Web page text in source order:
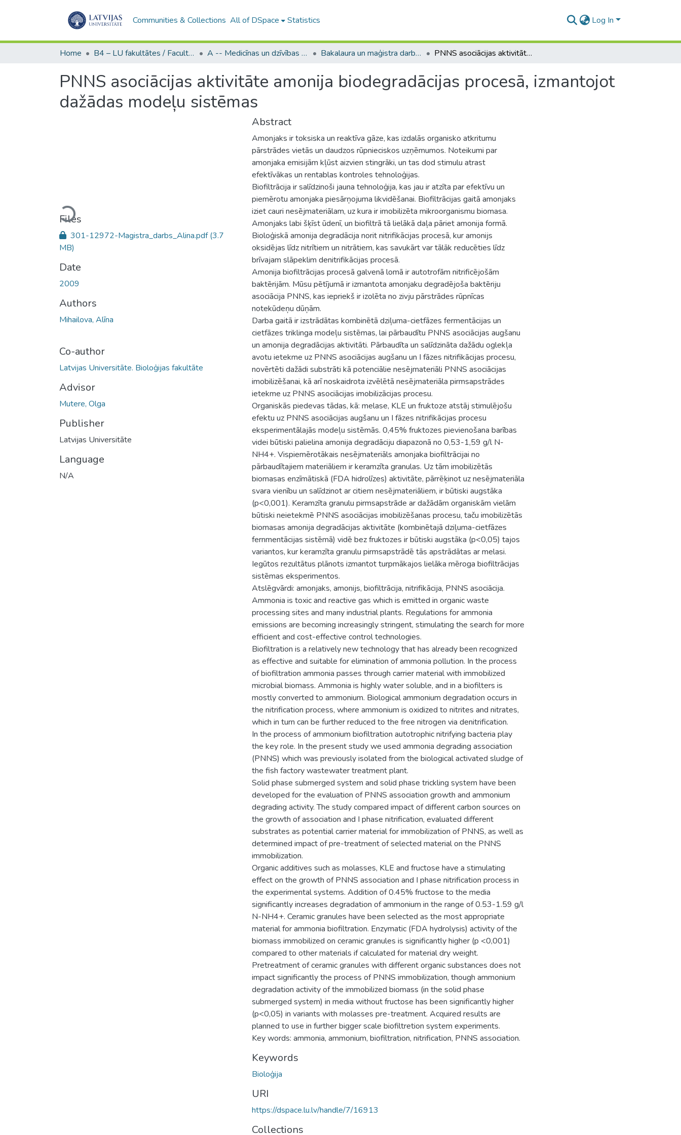
Communities & Collections All of DSpace Statistics Log In
Home B4 – LU fakultātes / Faculties of the UL A -- Medicīnas un dzīvības zinātņu fakultāte / Faculty of Medicine and Life Sciences Bakalaura un maģistra darbi (MDZF) / Bachelor's and Master's theses PNNS asociācijas aktivitāte amonija biodegradācijas procesā, izmantojot dažādas modeļu sistēmas
PNNS asociācijas aktivitāte amonija biodegradācijas procesā, izmantojot
dažādas modeļu sistēmas
Loading...
Files
301-12972-Magistra_darbs_Alina.pdf(3.7
MB)
Date
2009
Authors
Mihailova, Alīna
Co-author
Latvijas Universitāte. Bioloģijas fakultāte
Advisor
Mutere, Olga
Publisher
Latvijas Universitāte
Language
N/A
Abstract
Amonjaks ir toksiska un reaktīva gāze, kas izdalās organisko atkritumu
pārstrādes vietās un daudzos rūpnieciskos uzņēmumos. Noteikumi par
amonjaka emisijām kļūst aizvien stingrāki, un tas dod stimulu atrast
efektīvākas un rentablas kontroles tehnoloģijas.
Biofiltrācija ir salīdzinoši jauna tehnoloģija, kas jau ir atzīta par efektīvu un
piemērotu amonjaka piesārņojuma likvidēšanai. Biofiltrācijas gaitā amonjaks
iziet cauri nesējmateriālam, uz kura ir imobilizēta mikroorganismu biomasa.
Amonjaks labi šķīst ūdenī, un biofiltrā tā lielākā daļa pāriet amonija formā.
Bioloģiskā amonija degradācija norit nitrifikācijas procesā, kur amonijs
oksidējas līdz nitrītiem un nitrātiem, kas savukārt var tālāk reducēties līdz
brīvajam slāpeklim denitrifikācijas procesā.
Amonija biofiltrācijas procesā galvenā lomā ir autotrofām nitrificējošām
baktērijām. Mūsu pētījumā ir izmantota amonjaku degradējoša baktēriju
asociācija PNNS, kas iepriekš ir izolēta no zivju pārstrādes rūpnīcas
notekūdeņu dūņām.
Darba gaitā ir izstrādātas kombinētā dziļuma-cietfāzes fermentācijas un
cietfāzes triklinga modeļu sistēmas, lai pārbaudītu PNNS asociācijas augšanu
un amonija degradācijas aktivitāti. Pārbaudīta un salīdzināta dažādu oglekļa
avotu ietekme uz PNNS asociācijas augšanu un I fāzes nitrifikācijas procesu,
novērtēti dažādi substrāti kā potenciālie nesējmateriāli PNNS asociācijas
imobilizēšanai, kā arī noskaidrota izvēlētā nesējmateriāla pirmsapstrādes
ietekme uz PNNS asociācijas imobilizācijas procesu.
Organiskās piedevas tādas, kā: melase, KLE un fruktoze atstāj stimulējošu
efektu uz PNNS asociācijas augšanu un I fāzes nitrifikācijas procesu
eksperimentālajās modeļu sistēmās. 0,45% fruktozes pievienošana barības
videi būtiski palielina amonija degradāciju diapazonā no 0,53-1,59 g/l N-
NH4+. Vispiemērotākais nesējmateriāls amonjaka biofiltrācijai no
pārbaudītajiem materiāliem ir keramzīta granulas. Uz tām imobilizētās
biomasas enzīmātiskā (FDA hidrolīzes) aktivitāte, pārrēķinot uz nesējmateriāla
svara vienību un salīdzinot ar citiem nesējmateriāliem, ir būtiski augstāka
(p<0,001). Keramzīta granulu pirmsapstrāde ar dažādām organiskām vielām
būtiski neietekmē PNNS asociācijas imobilizēšanas procesu, taču imobilizētās
biomasas amonija degradācijas aktivitāte (kombinētajā dziļuma-cietfāzes
fernmentācijas sistēmā) vidē bez fruktozes ir būtiski augstāka (p<0,05) tajos
variantos, kur keramzīta granulu pirmsapstrādē tās apstrādātas ar melasi.
Iegūtos rezultātus plānots izmantot turpmākajos lielāka mēroga biofiltrācijas
sistēmas eksperimentos.
Atslēgvārdi: amonjaks, amonijs, biofiltrācija, nitrifikācija, PNNS asociācija.
Ammonia is toxic and reactive gas which is emitted in organic waste
processing sites and many industrial plants. Regulations for ammonia
emissions are becoming increasingly stringent, stimulating the search for more
efficient and cost-effective control technologies.
Biofiltration is a relatively new technology that has already been recognized
as effective and suitable for elimination of ammonia pollution. In the process
of biofiltration ammonia passes through carrier material with immobilized
microbial biomass. Ammonia is highly water soluble, and in a biofilters is
mostly converted to ammonium. Biological ammonium degradation occurs in
the nitrification process, where ammonium is oxidized to nitrites and nitrates,
which in turn can be further reduced to the free nitrogen via denitrification.
In the process of ammonium biofiltration autotrophic nitrifying bacteria play
the key role. In the present study we used ammonia degrading association
(PNNS) which was previously isolated from the biological activated sludge of
the fish factory wastewater treatment plant.
Solid phase submerged system and solid phase trickling system have been
developed for the evaluation of PNNS association growth and ammonium
degrading activity. The study compared impact of different carbon sources on
the growth of association and I phase nitrification, evaluated different
substrates as potential carrier material for immobilization of PNNS, as well as
determined impact of pre-treatment of selected material on the PNNS
immobilization.
Organic additives such as molasses, KLE and fructose have a stimulating
effect on the growth of PNNS association and I phase nitrification process in
the experimental systems. Addition of 0.45% fructose to the media
significantly increases degradation of ammonium in the range of 0.53-1.59 g/l
N-NH4+. Ceramic granules have been selected as the most appropriate
material for ammonia biofiltration. Enzymatic (FDA hydrolysis) activity of the
biomass immobilized on ceramic granules is significantly higher (p <0,001)
compared to other materials if calculated for material dry weight.
Pretreatment of ceramic granules with different organic substances does not
impact significantly the process of PNNS immobilization, though ammonium
degradation activity of the immobilized biomass (in the solid phase
submerged system) in media without fructose has been significantly higher
(p<0,05) in variants with molasses pre-treatment. Acquired results are
planned to use in further bigger scale biofiltretion system experiments.
Key words: ammonia, ammonium, biofiltration, nitrification, PNNS association.
Keywords
Bioloģija
URI
https://dspace.lu.lv/handle/7/16913
Collections